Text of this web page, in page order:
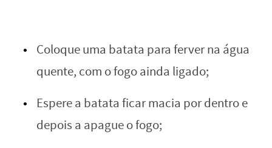
Coloque uma batata para ferver na água
quente, com o fogo ainda ligado;
Espere a batata ficar macia por dentro e
depois a apague o fogo;